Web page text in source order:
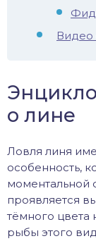
Видео
о лине
Ловля линя
особенность,
моментальной
проявляется
тёмного цвета
рыбы этого